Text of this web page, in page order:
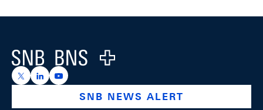
Logo
https://x.com/snb_bns
https://ch.linkedin.com/company/swiss-national-
https://www.youtube.com/@swissnationalbank
SNB NEWS ALERT